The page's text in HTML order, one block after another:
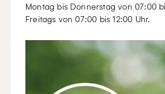
Montag bis Donnerstag von 07:00
Freitags von 07:00 bis 12:00 Uhr.